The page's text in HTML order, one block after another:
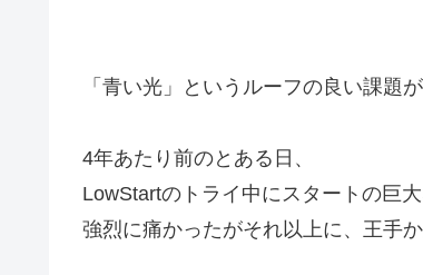
「青い光」というルーフの良い課題が
4年あたり前のとある日、
LowStartのトライ中にスタートの巨
強烈に痛かったがそれ以上に、王手